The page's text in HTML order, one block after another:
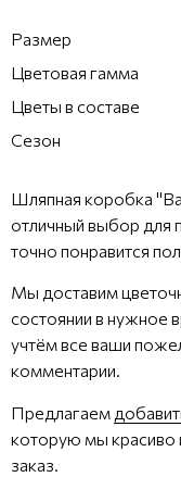
Размер
Цветовая гамма
Цветы в составе
Сезон
Шляпная коробка
отличный выбор для
точно понравится
Мы доставим
состоянии в нужное
учтём все ваши
комментарии.
Предлагаем
которую мы красиво
заказ.